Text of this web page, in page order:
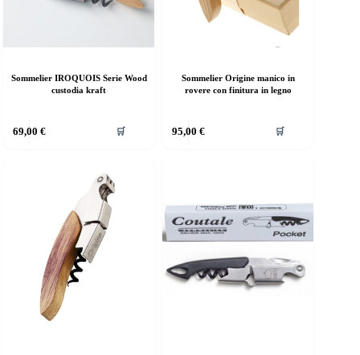
Sommelier IROQUOIS Serie Wood
custodia kraft
69,00 € 🛒
Sommelier Origine manico in
rovere con finitura in legno
95,00 € 🛒